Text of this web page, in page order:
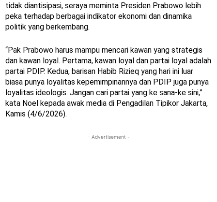
tidak diantisipasi, seraya meminta Presiden Prabowo lebih
peka terhadap berbagai indikator ekonomi dan dinamika
politik yang berkembang.
“Pak Prabowo harus mampu mencari kawan yang strategis
dan kawan loyal. Pertama, kawan loyal dan partai loyal adalah
partai PDIP. Kedua, barisan Habib Rizieq yang hari ini luar
biasa punya loyalitas kepemimpinannya dan PDIP juga punya
loyalitas ideologis. Jangan cari partai yang ke sana-ke sini,”
kata Noel kepada awak media di Pengadilan Tipikor Jakarta,
Kamis (4/6/2026).
- Advertisement -